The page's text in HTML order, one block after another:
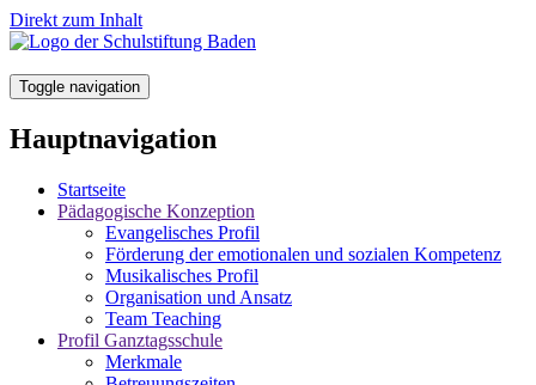
Direkt zum Inhalt
Toggle navigation
Hauptnavigation
Startseite
Pädagogische Konzeption
Evangelisches Profil
Förderung der emotionalen und sozialen Kompetenz
Musikalisches Profil
Organisation und Ansatz
Team Teaching
Profil Ganztagsschule
Merkmale